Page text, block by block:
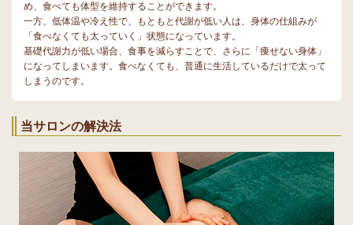
め、食べても体型を維持することができます。
一方、低体温や冷え性で、もともと代謝が低い人は、身体の仕組みが
「食べなくても太っていく」状態になっています。
基礎代謝力が低い場合、食事を減らすことで、さらに「痩せない身体」
になってしまいます。 食べなくても、普通に生活しているだけで太って
しまうのです。
当サロンの解決法